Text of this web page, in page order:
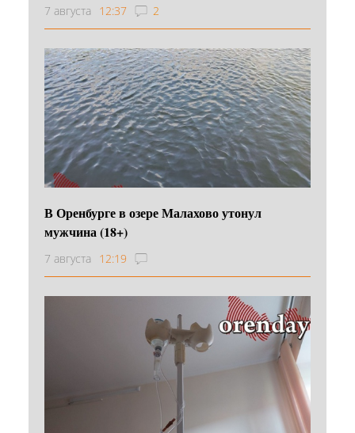
7 августа 12:37 2
В Оренбурге в озере Малахово утонул
мужчина (18+)
7 августа 12:19